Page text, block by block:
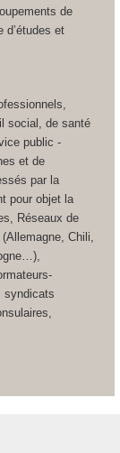
de
d’études et
social, de santé
public -
et de
par la
pour objet la
Réseaux de
Chili,
syndicats